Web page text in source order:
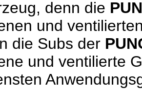
denn die
und
die Subs der
und ventilierte